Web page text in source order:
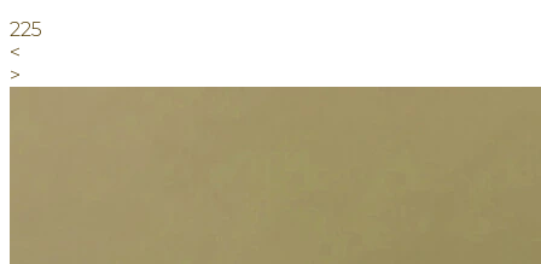
225
<
>